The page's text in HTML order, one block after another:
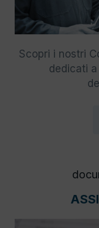
Scopri i nostri
dedicati